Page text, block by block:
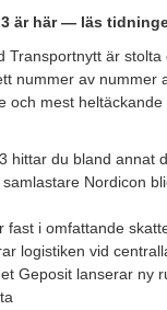
är här — läs
Transportnytt är stolta
nummer av nummer
och mest
hittar du bland annat
Nordicon
fast i omfattande
logistiken vid
Geposit lanserar ny